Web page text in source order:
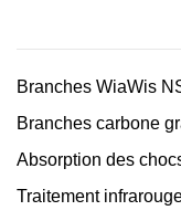
Branches WiaWis
Branches carbone
Absorption des
Traitement